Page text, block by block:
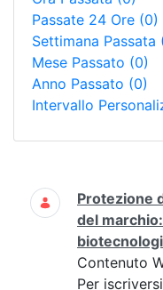
Passate 24 Ore (0)
Settimana Passata
Mese Passato (0)
Anno Passato (0)
Intervallo
Ricerca
Protezione
del
Contenuto
Per